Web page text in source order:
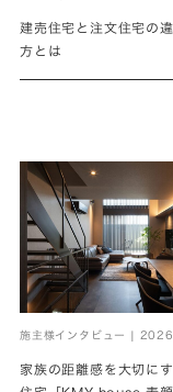
建売住宅と注文住宅の
方とは
施主様インタビュー |
家族の距離感を大切に